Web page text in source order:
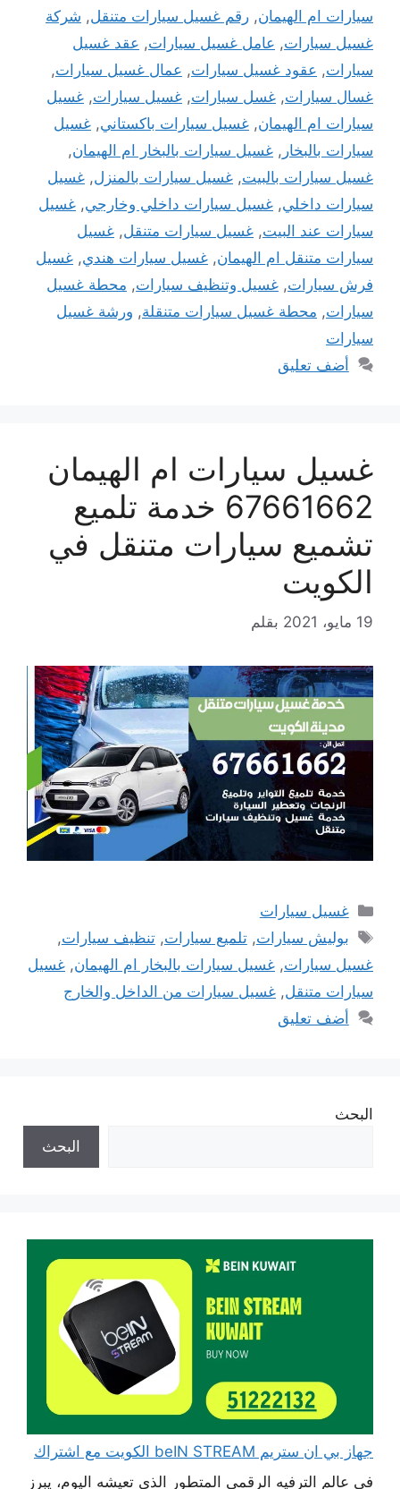
سيارات ام الهيمان, رقم غسيل سيارات متنقل, شركة
غسيل سيارات, عامل غسيل سيارات, عقد غسيل
سيارات, عقود غسيل سيارات, عمال غسيل سيارات,
غسال سيارات, غسل سيارات, غسيل سيارات, غسيل
سيارات ام الهيمان, غسيل سيارات باكستاني, غسيل
سيارات بالبخار , غسيل سيارات بالبخار ام الهيمان,
غسيل سيارات بالبيت, غسيل سيارات بالمنزل, غسيل
سيارات داخلي, غسيل سيارات داخلي وخارجي, غسيل
سيارات عند البيت, غسيل سيارات متنقل, غسيل
سيارات متنقل ام الهيمان, غسيل سيارات هندي, غسيل
فرش سيارات, غسيل وتنظيف سيارات, محطة غسيل
سيارات, محطة غسيل سيارات متنقلة, ورشة غسيل
سيارات
أضف تعليق
غسيل سيارات ام الهيمان
67661662 خدمة تلميع
تشميع سيارات متنقل في
الكويت
19 مايو، 2021 بقلم
التصنيفات
غسيل سيارات
الوسوم
بوليش سيارات,تلميع سيارات,تنظيف سيارات,
غسيل سيارات, غسيل سيارات بالبخار ام الهيمان, غسيل
سيارات متنقل, غسيل سيارات من الداخل والخارج
أضف تعليق
البحث
البحث
جهاز بي ان ستريم beIN STREAM الكويت مع اشتراك
في عالم الترفيه الرقمي المتطور الذي تعيشه اليوم، يبرز